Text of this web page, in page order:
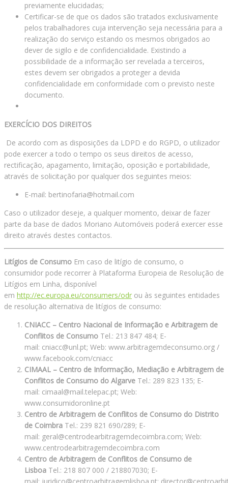
previamente elucidadas;
Certificar-se de que os dados são tratados exclusivamente
pelos trabalhadores cuja intervenção seja necessária para a
realização do serviço estando os mesmos obrigados ao
dever de sigilo e de confidencialidade. Existindo a
possibilidade de a informação ser revelada a terceiros,
estes devem ser obrigados a proteger a devida
confidencialidade em conformidade com o previsto neste
documento.
EXERCÍCIO DOS DIREITOS
De acordo com as disposições da LDPD e do RGPD, o utilizador
pode exercer a todo o tempo os seus direitos de acesso,
rectificação, apagamento, limitação, oposição e portabilidade,
através de solicitação por qualquer dos seguintes meios:
E-mail: bertinofaria@hotmail.com
Caso o utilizador deseje, a qualquer momento, deixar de fazer
parte da base de dados Moriano Automóveis poderá exercer esse
direito através destes contactos.
Litígios de Consumo Em caso de litígio de consumo, o
consumidor pode recorrer à Plataforma Europeia de Resolução de
Litígios em Linha, disponível
em http://ec.europa.eu/consumers/odr ou às seguintes entidades
de resolução alternativa de litígios de consumo:
CNIACC – Centro Nacional de Informação e Arbitragem de
Conflitos de Consumo Tel.: 213 847 484; E-
mail: cniacc@unl.pt; Web: www.arbitragemdeconsumo.org /
www.facebook.com/cniacc
CIMAAL – Centro de Informação, Mediação e Arbitragem de
Conflitos de Consumo do Algarve Tel.: 289 823 135; E-
mail: cimaal@mail.telepac.pt; Web:
www.consumidoronline.pt
Centro de Arbitragem de Conflitos de Consumo do Distrito
de Coimbra Tel.: 239 821 690/289; E-
mail: geral@centrodearbitragemdecoimbra.com; Web:
www.centrodearbitragemdecoimbra.com
Centro de Arbitragem de Conflitos de Consumo de
Lisboa Tel.: 218 807 000 / 218807030; E-